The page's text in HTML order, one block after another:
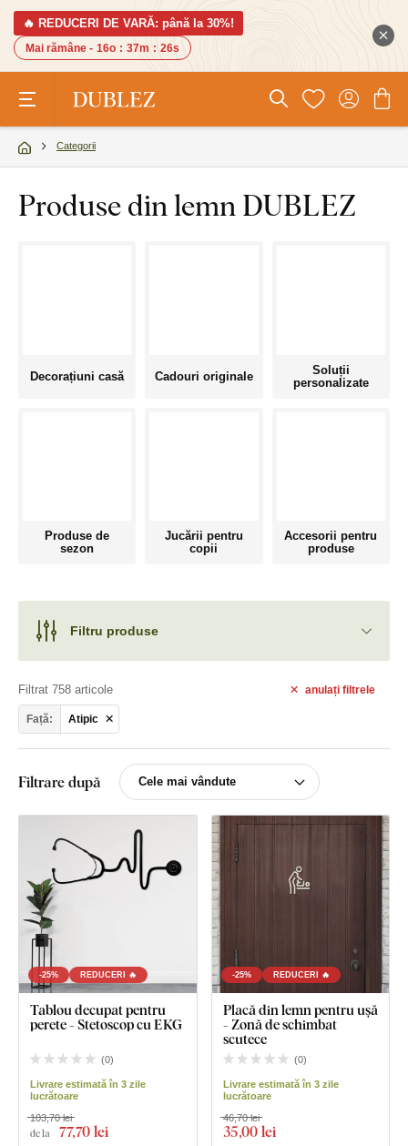
🔥 REDUCERI DE VARĂ: până la 30%!
Mai rămâne - 16o : 37m : 25s
Categorii
Produse din lemn DUBLEZ
Decorațiuni casă Cadouri originale
Soluții
personalizate
Produse de
sezon
Jucării pentru
copii
Accesorii pentru
produse
Filtru produse
anulați filtrele
Filtrat 758 articole
Față: Atipic
Filtrare după
-25% REDUCERI 🔥
Tablou decupat pentru
perete - Stetoscop cu EKG
(0)
Livrare estimată în 3 zile
lucrătoare
de la 77,70 lei
103,70 lei
-25% REDUCERI 🔥
Placă din lemn pentru ușă
- Zonă de schimbat
scutece
(0)
Livrare estimată în 3 zile
lucrătoare
35,00 lei
46,70 lei